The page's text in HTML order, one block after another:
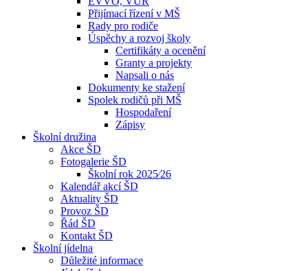
Přijímací řízení v MŠ
Rady pro rodiče
Úspěchy a rozvoj školy
Certifikáty a ocenění
Granty a projekty
Napsali o nás
Dokumenty ke stažení
Spolek rodičů při MŠ
Hospodaření
Zápisy
Školní družina
Akce ŠD
Fotogalerie ŠD
Školní rok 2025⁄26
Kalendář akcí ŠD
Aktuality ŠD
Provoz ŠD
Řád ŠD
Kontakt ŠD
Školní jídelna
Důležité informace